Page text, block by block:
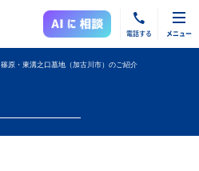
電話する メニュー
篠原・東溝之口墓地（加古川市）のご紹介